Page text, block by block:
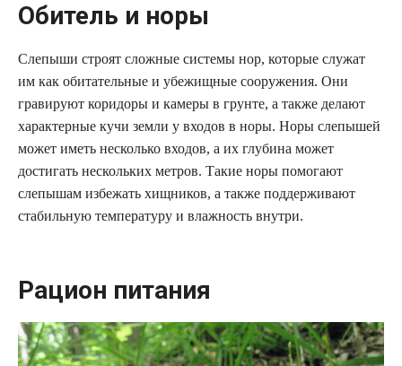
Обитель и норы
Слепыши строят сложные системы нор, которые служат
им как обитательные и убежищные сооружения. Они
гравируют коридоры и камеры в грунте, а также делают
характерные кучи земли у входов в норы. Норы слепышей
может иметь несколько входов, а их глубина может
достигать нескольких метров. Такие норы помогают
слепышам избежать хищников, а также поддерживают
стабильную температуру и влажность внутри.
Рацион питания